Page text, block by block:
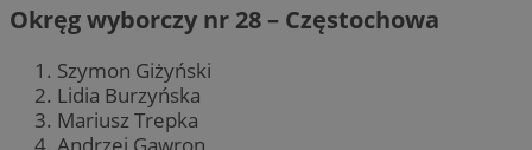
Okręg wyborczy nr 28 – Częstochowa
Szymon Giżyński
Lidia Burzyńska
Mariusz Trepka